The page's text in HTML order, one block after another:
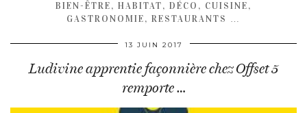
BIEN-ÊTRE, HABITAT, DÉCO, CUISINE,
GASTRONOMIE, RESTAURANTS …
13 JUIN 2017
Ludivine apprentie façonnière chez Offset 5
remporte …